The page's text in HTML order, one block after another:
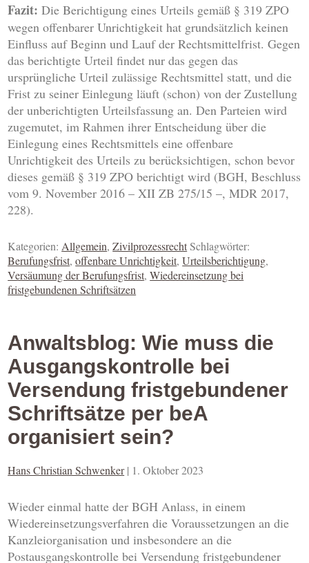
Fazit: Die Berichtigung eines Urteils gemäß § 319 ZPO
wegen offenbarer Unrichtigkeit hat grundsätzlich keinen
Einfluss auf Beginn und Lauf der Rechtsmittelfrist. Gegen
das berichtigte Urteil findet nur das gegen das
ursprüngliche Urteil zulässige Rechtsmittel statt, und die
Frist zu seiner Einlegung läuft (schon) von der Zustellung
der unberichtigten Urteilsfassung an. Den Parteien wird
zugemutet, im Rahmen ihrer Entscheidung über die
Einlegung eines Rechtsmittels eine offenbare
Unrichtigkeit des Urteils zu berücksichtigen, schon bevor
dieses gemäß § 319 ZPO berichtigt wird (BGH, Beschluss
vom 9. November 2016 – XII ZB 275/15 –, MDR 2017,
228).
Kategorien:Allgemein,ZivilprozessrechtSchlagwörter:
Berufungsfrist,offenbare Unrichtigkeit,Urteilsberichtigung,
Versäumung der Berufungsfrist,Wiedereinsetzung bei
fristgebundenen Schriftsätzen
Anwaltsblog: Wie muss die
Ausgangskontrolle bei
Versendung fristgebundener
Schriftsätze per beA
organisiert sein?
Hans Christian Schwenker | 1. Oktober 2023
Wieder einmal hatte der BGH Anlass, in einem
Wiedereinsetzungsverfahren die Voraussetzungen an die
Kanzleiorganisation und insbesondere an die
Postausgangskontrolle bei Versendung fristgebundener